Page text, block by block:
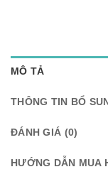
MÔ TẢ
THÔNG TIN BỔ
ĐÁNH GIÁ (0)
HƯỚNG DẪN MUA